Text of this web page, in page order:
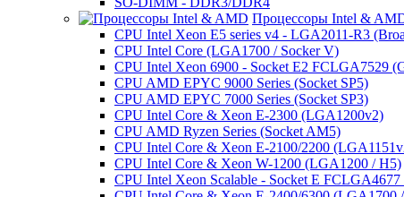
Процессоры Intel &
CPU Intel Xeon E5 series v4 - LGA2011-R3
CPU Intel Core (LGA1700 / Socker V)
CPU Intel Xeon 6900 - Socket E2 FCLGA7529
CPU AMD EPYC 9000 Series (Socket SP5)
CPU AMD EPYC 7000 Series (Socket SP3)
CPU Intel Core & Xeon E-2300 (LGA1200v2)
CPU AMD Ryzen Series (Socket AM5)
CPU Intel Core & Xeon E-2100/2200
CPU Intel Core & Xeon W-1200 (LGA1200 / H5)
CPU Intel Xeon Scalable - Socket E FCLGA4677